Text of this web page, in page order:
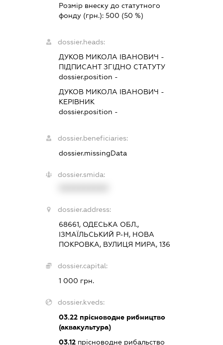
Розмір внеску до статутного
фонду (грн.): 500 (50 %)
dossier.heads:
ДУКОВ МИКОЛА ІВАНОВИЧ -
ПІДПИСАНТЗГІДНО СТАТУТУ
dossier.position -
ДУКОВ МИКОЛА ІВАНОВИЧ -
КЕРІВНИК
dossier.position -
dossier.beneficiaries:
dossier.missingData
dossier.smida:
dossier.address:
68661, ОДЕСЬКА ОБЛ.,
ІЗМАЇЛЬСЬКИЙ Р-Н, НОВА
ПОКРОВКА, ВУЛИЦЯ МИРА, 136
dossier.capital:
1 000 грн.
dossier.kveds:
03.22прісноводне рибництво
(аквакультура)
03.12прісноводне рибальство